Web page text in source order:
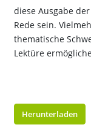
diese Ausgabe der
Rede sein.
thematische
Lektüre
Herunterladen